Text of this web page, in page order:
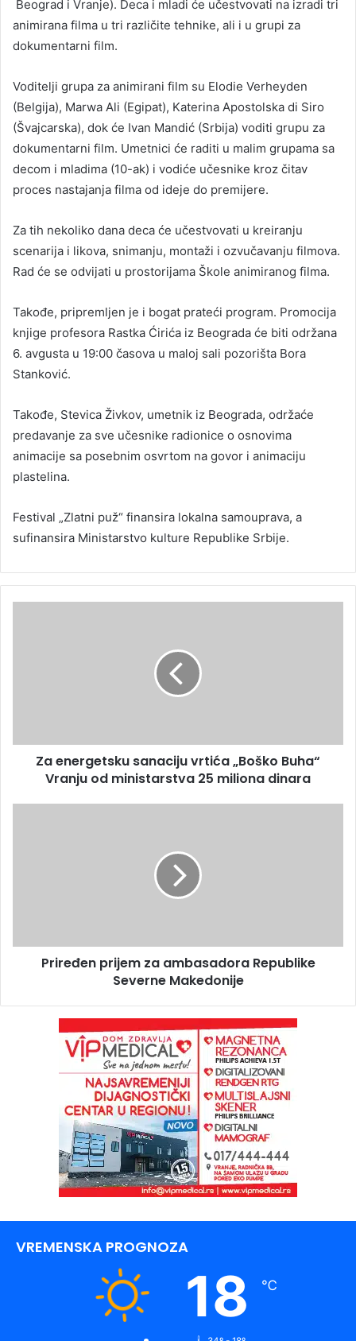
Beograd i Vranje). Deca i mladi će učestvovati na izradi tri
animirana filma u tri različite tehnike, ali i u grupi za
dokumentarni film.
Voditelji grupa za animirani film su Elodie Verheyden
(Belgija), Marwa Ali (Egipat), Katerina Apostolska di Siro
(Švajcarska), dok će Ivan Mandić (Srbija) voditi grupu za
dokumentarni film. Umetnici će raditi u malim grupama sa
decom i mladima (10-ak) i vodiće učesnike kroz čitav
proces nastajanja filma od ideje do premijere.
Za tih nekoliko dana deca će učestvovati u kreiranju
scenarija i likova, snimanju, montaži i ozvučavanju filmova.
Rad će se odvijati u prostorijama Škole animiranog filma.
Takođe, pripremljen je i bogat prateći program. Promocija
knjige profesora Rastka Ćirića iz Beograda će biti održana
6. avgusta u 19:00 časova u maloj sali pozorišta Bora
Stanković.
Takođe, Stevica Živkov, umetnik iz Beograda, održaće
predavanje za sve učesnike radionice o osnovima
animacije sa posebnim osvrtom na govor i animaciju
plastelina.
Festival „Zlatni puž“ finansira lokalna samouprava, a
sufinansira Ministarstvo kulture Republike Srbije.
Za energetsku sanaciju vrtića „Boško Buha“
Vranju od ministarstva 25 miliona dinara
Priređen prijem za ambasadora Republike
Severne Makedonije
VREMENSKA PROGNOZA
18 ℃